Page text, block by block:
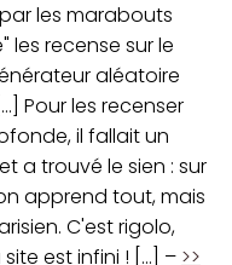
les marabouts
les recense sur le
aléatoire
Pour les recenser
il fallait un
a trouvé le sien : sur
apprend tout, mais
C'est rigolo,
est infini ! [...] – >>